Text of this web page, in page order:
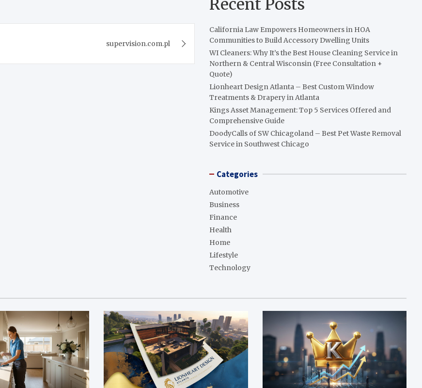
supervision.com.pl
Recent Posts
California Law Empowers Homeowners in HOA
Communities to Build Accessory Dwelling Units
WI Cleaners: Why It’s the Best House Cleaning Service in
Northern & Central Wisconsin (Free Consultation +
Quote)
Lionheart Design Atlanta – Best Custom Window
Treatments & Drapery in Atlanta
Kings Asset Management: Top 5 Services Offered and
Comprehensive Guide
DoodyCalls of SW Chicagoland – Best Pet Waste Removal
Service in Southwest Chicago
Categories
Automotive
Business
Finance
Health
Home
Lifestyle
Technology